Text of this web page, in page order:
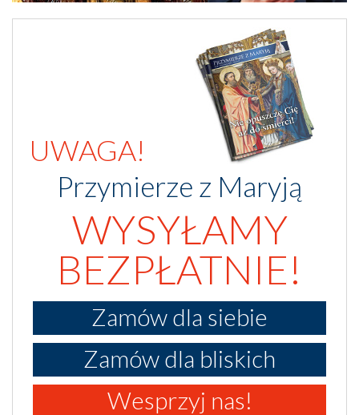
UWAGA!
Przymierze z Maryją
WYSYŁAMY
BEZPŁATNIE!
Zamów dla siebie
Zamów dla bliskich
Wesprzyj nas!